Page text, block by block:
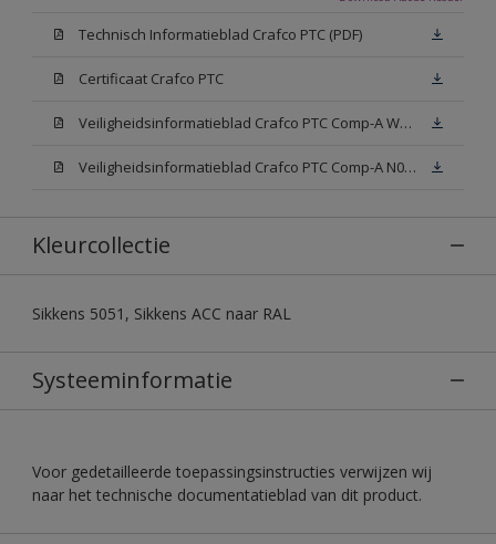
Technisch Informatieblad Crafco PTC (PDF)
Certificaat Crafco PTC
Veiligheidsinformatieblad Crafco PTC Comp-A W05 (MSDS)
Veiligheidsinformatieblad Crafco PTC Comp-A N00 (MSDS)
Kleurcollectie
Sikkens 5051, Sikkens ACC naar RAL
Systeeminformatie
Voor gedetailleerde toepassingsinstructies verwijzen wij
naar het technische documentatieblad van dit product.